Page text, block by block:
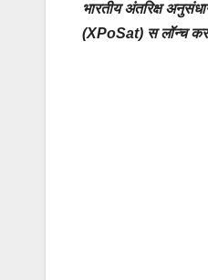
भारतीय अंतरिक्ष
(XPoSat) स लॉन्च